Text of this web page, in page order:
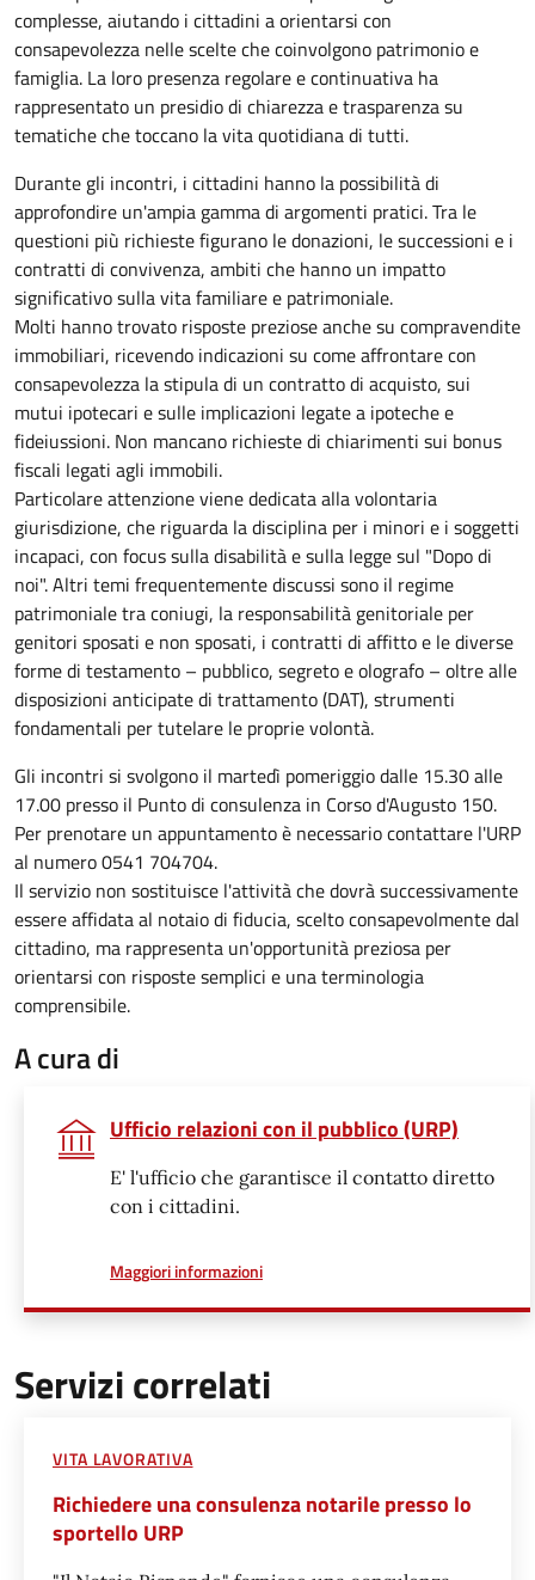
complesse, aiutando i cittadini a orientarsi con
consapevolezza nelle scelte che coinvolgono patrimonio e
famiglia. La loro presenza regolare e continuativa ha
rappresentato un presidio di chiarezza e trasparenza su
tematiche che toccano la vita quotidiana di tutti.
Durante gli incontri, i cittadini hanno la possibilità di
approfondire un'ampia gamma di argomenti pratici. Tra le
questioni più richieste figurano le donazioni, le successioni e i
contratti di convivenza, ambiti che hanno un impatto
significativo sulla vita familiare e patrimoniale.
Molti hanno trovato risposte preziose anche su compravendite
immobiliari, ricevendo indicazioni su come affrontare con
consapevolezza la stipula di un contratto di acquisto, sui
mutui ipotecari e sulle implicazioni legate a ipoteche e
fideiussioni. Non mancano richieste di chiarimenti sui bonus
fiscali legati agli immobili.
Particolare attenzione viene dedicata alla volontaria
giurisdizione, che riguarda la disciplina per i minori e i soggetti
incapaci, con focus sulla disabilità e sulla legge sul "Dopo di
noi". Altri temi frequentemente discussi sono il regime
patrimoniale tra coniugi, la responsabilità genitoriale per
genitori sposati e non sposati, i contratti di affitto e le diverse
forme di testamento – pubblico, segreto e olografo – oltre alle
disposizioni anticipate di trattamento (DAT), strumenti
fondamentali per tutelare le proprie volontà.
Gli incontri si svolgono il martedì pomeriggio dalle 15.30 alle
17.00 presso il Punto di consulenza in Corso d'Augusto 150.
Per prenotare un appuntamento è necessario contattare l'URP
al numero 0541 704704.
Il servizio non sostituisce l'attività che dovrà successivamente
essere affidata al notaio di fiducia, scelto consapevolmente dal
cittadino, ma rappresenta un'opportunità preziosa per
orientarsi con risposte semplici e una terminologia
comprensibile.
A cura di
Ufficio relazioni con il pubblico (URP)
E' l'ufficio che garantisce il contatto diretto
con i cittadini.
Maggiori informazionia proposito di
Servizi correlati
VITA LAVORATIVA
Richiedere una consulenza notarile presso lo
sportello URP